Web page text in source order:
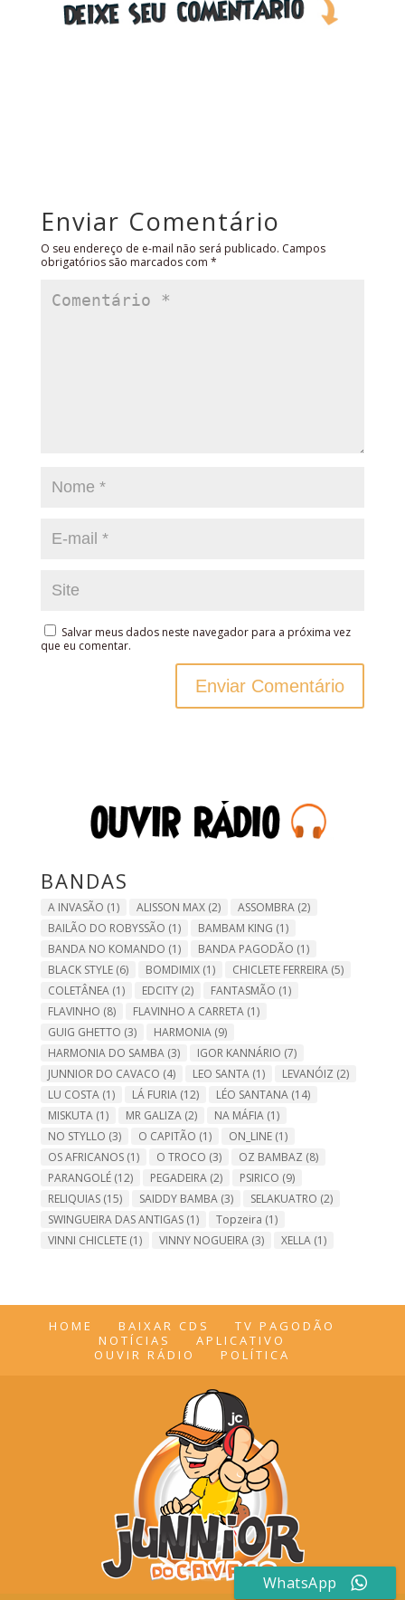
Enviar Comentário
O seu endereço de e-mail não será publicado. Campos
obrigatórios são marcados com *
Salvar meus dados neste navegador para a próxima vez
que eu comentar.
BANDAS
A INVASÃO (1) ALISSON MAX(2) ASSOMBRA(2)
BAILÃO DO ROBYSSÃO (1) BAMBAM KING (1)
BANDA NO KOMANDO (1) BANDA PAGODÃO (1)
BLACK STYLE(6) BOMDIMIX(1) CHICLETE FERREIRA(5)
COLETÂNEA(1) EDCITY(2) FANTASMÃO (1)
FLAVINHO (8) FLAVINHO A CARRETA(1)
GUIG GHETTO (3) HARMONIA(9)
HARMONIA DO SAMBA(3) IGOR KANNÁRIO (7)
JUNNIOR DO CAVACO (4) LEO SANTA(1) LEVANÓIZ (2)
LU COSTA(1) LÁ FURIA(12) LÉO SANTANA(14)
MISKUTA(1) MR GALIZA(2) NA MÁFIA(1)
NO STYLLO (3) O CAPITÃO (1) ON_LINE(1)
OS AFRICANOS(1) O TROCO (3) OZ BAMBAZ (8)
PARANGOLÉ(12) PEGADEIRA(2) PSIRICO (9)
RELIQUIAS(15) SAIDDY BAMBA(3) SELAKUATRO (2)
SWINGUEIRA DAS ANTIGAS(1) Topzeira (1)
VINNI CHICLETE(1) VINNY NOGUEIRA(3) XELLA(1)
HOME BAIXAR CDS
TV PAGODÃO
NOTÍCIAS
APLICATIVO
OUVIR RÁDIO
POLÍTICA
WhatsApp